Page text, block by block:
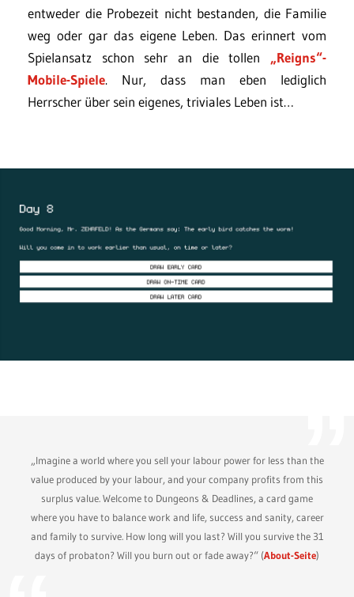
entweder die Probezeit nicht bestanden, die Familie
weg oder gar das eigene Leben. Das erinnert vom
Spielansatz schon sehr an die tollen „Reigns“-
Mobile-Spiele. Nur, dass man eben lediglich
Herrscher über sein eigenes, triviales Leben ist…
„Imagine a world where you sell your labour power for less than the
value produced by your labour, and your company profits from this
surplus value. Welcome to Dungeons & Deadlines, a card game
where you have to balance work and life, success and sanity, career
and family to survive. How long will you last? Will you survive the 31
days of probaton? Will you burn out or fade away?“ (About-Seite)